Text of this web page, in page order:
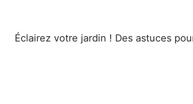
Éclairez votre jardin ! Des astuces